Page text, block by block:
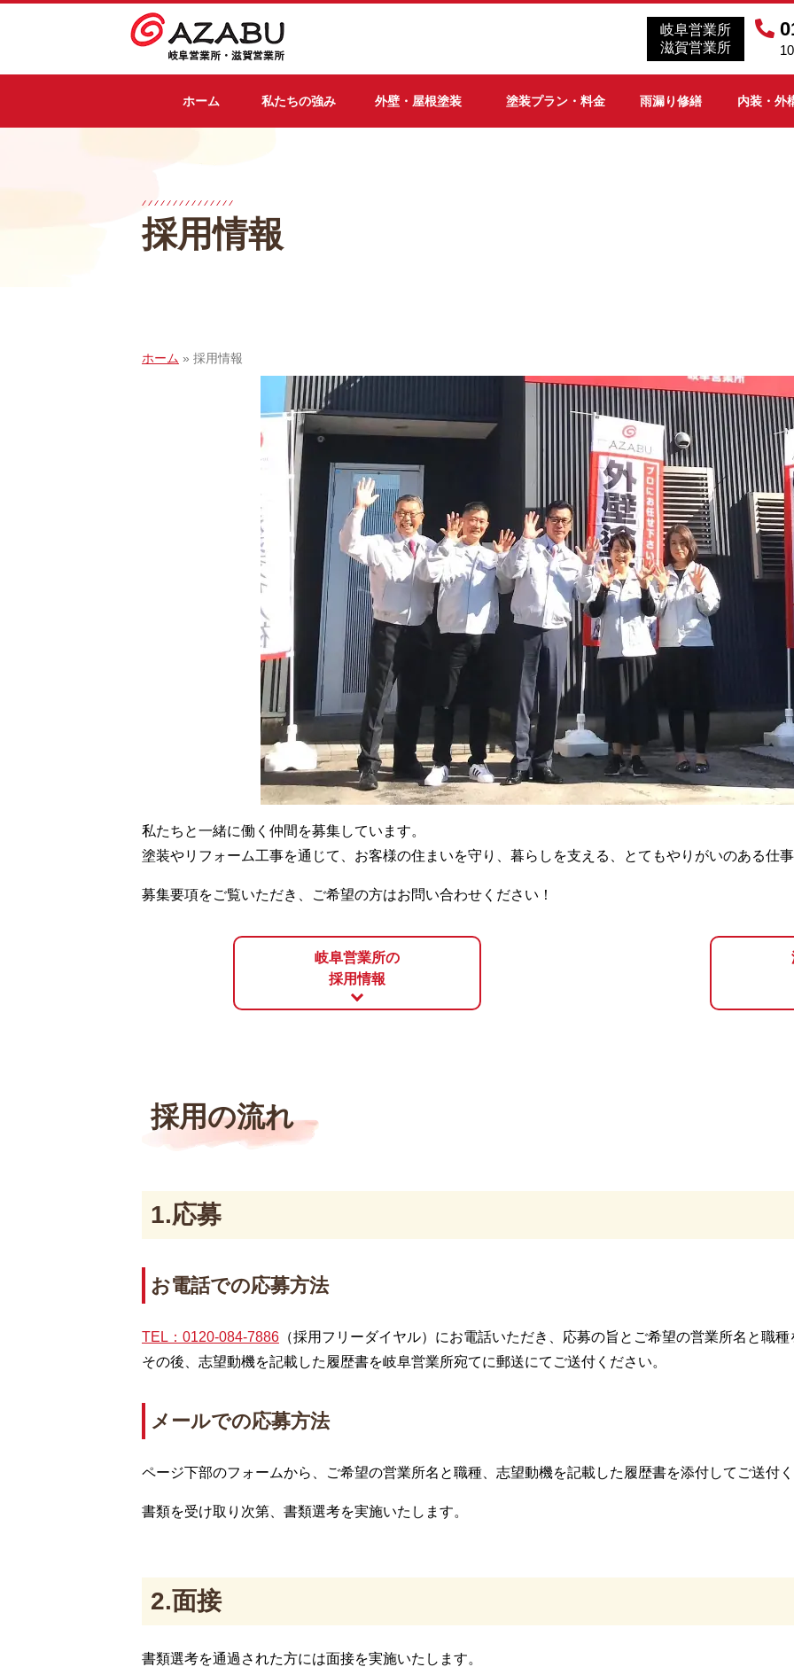
岐阜営業所
滋賀営業所
ホーム 私たちの強み 外壁・屋根塗装 塗装プラン・料金 雨漏り修繕 内装・外
採用情報
ホーム » 採用情報
私たちと一緒に働く仲間を募集しています。
塗装やリフォーム工事を通じて、お客様の住まいを守り、暮らしを支える、とてもやりがいのある仕
募集要項をご覧いただき、ご希望の方はお問い合わせください！
岐阜営業所の
採用情報
採用の流れ
1.応募
お電話での応募方法
TEL：0120-084-7886 （採用フリーダイヤル）にお電話いただき、応募の旨とご希望の営業所名と職
その後、志望動機を記載した履歴書を岐阜営業所宛てに郵送にてご送付ください。
メールでの応募方法
ページ下部のフォームから、ご希望の営業所名と職種、志望動機を記載した履歴書を添付してご送付
書類を受け取り次第、書類選考を実施いたします。
2.面接
書類選考を通過された方には面接を実施いたします。